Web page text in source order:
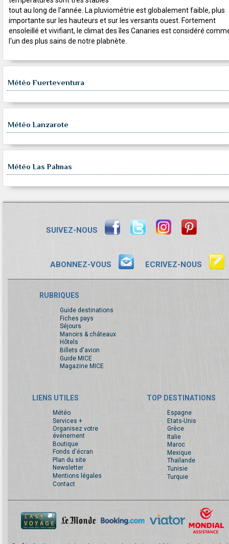
tout au long de l'année. La pluviométrie est globalement faible, plus
importante sur les hauteurs et sur les versants ouest. Fortement
ensoleillé et vivifiant, le climat des îles Canaries est considéré
l'un des plus sains de notre plabnète.
Météo Fuerteventura
Météo Lanzarote
Météo Las Palmas
SUIVEZ-NOUS
ABONNEZ-VOUS ECRIVEZ-NOUS
RUBRIQUES
Guide destinations
Fiches pays
Séjours
Manoirs & châteaux
Hôtels
Billets d'avion
Guide MICE
Magazine MICE
LIENS UTILES
Météo
Services +
Organisez votre
événement
Boutique
Fonds d'écran
Plan du site
Newsletter
Mentions légales
Contact
TOP DESTINATIONS
Espagne
Etats-Unis
Grèce
Italie
Maroc
Mexique
Thaïlande
Tunisie
Turquie